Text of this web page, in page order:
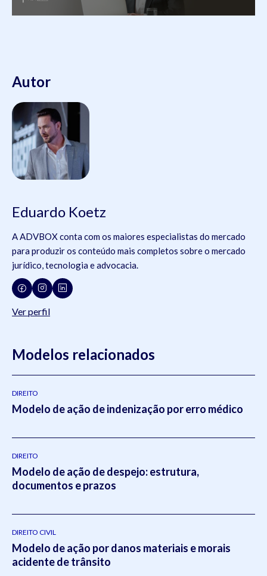
Autor
Eduardo Koetz
A ADVBOX conta com os maiores especialistas do mercado
para produzir os conteúdo mais completos sobre o mercado
jurídico, tecnologia e advocacia.
Ver perfil
Modelos relacionados
DIREITO
Modelo de ação de indenização por erro médico
DIREITO
Modelo de ação de despejo: estrutura,
documentos e prazos
DIREITO CIVIL
Modelo de ação por danos materiais e morais
acidente de trânsito